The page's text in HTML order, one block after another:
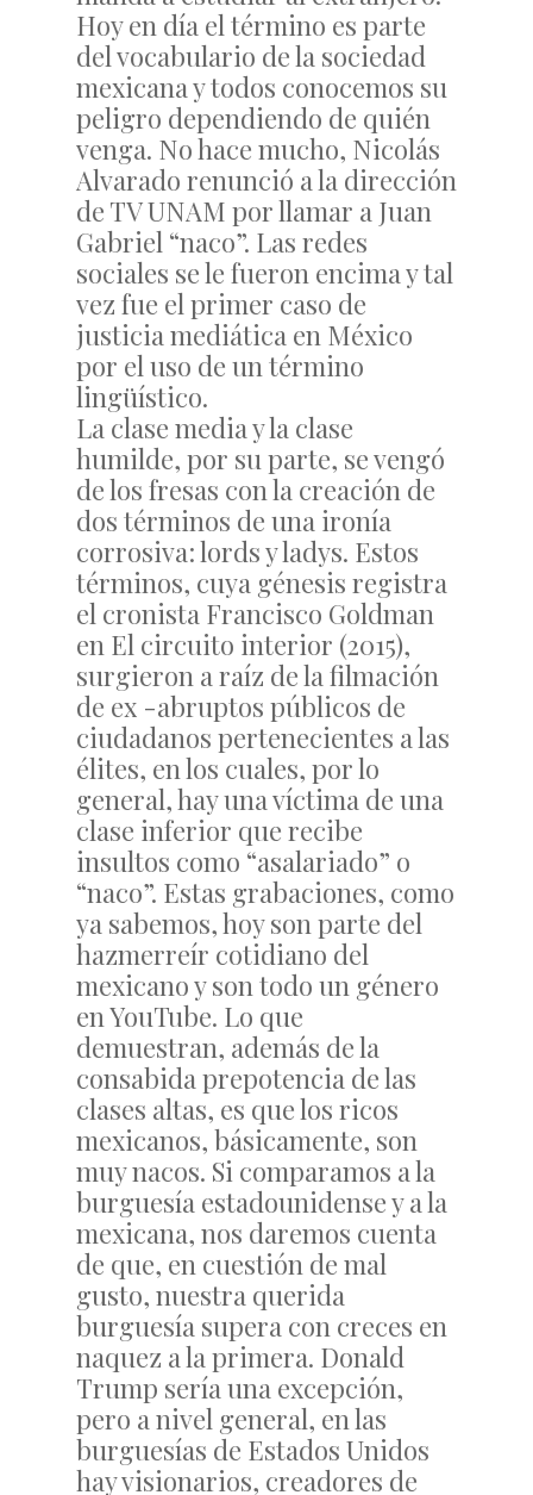
Hoy en día el término es parte
del vocabulario de la sociedad
mexicana y todos conocemos su
peligro dependiendo de quién
venga. No hace mucho, Nicolás
Alvarado renunció a la dirección
de TV UNAM por llamar a Juan
Gabriel “naco”. Las redes
sociales se le fueron encima y tal
vez fue el primer caso de
justicia mediática en México
por el uso de un término
lingüístico.
La clase media y la clase
humilde, por su parte, se vengó
de los fresas con la creación de
dos términos de una ironía
corrosiva: lords y ladys. Estos
términos, cuya génesis registra
el cronista Francisco Goldman
en El circuito interior (2015),
surgieron a raíz de la filmación
de ex -abruptos públicos de
ciudadanos pertenecientes a las
élites, en los cuales, por lo
general, hay una víctima de una
clase inferior que recibe
insultos como “asalariado” o
“naco”. Estas grabaciones, como
ya sabemos, hoy son parte del
hazmerreír cotidiano del
mexicano y son todo un género
en YouTube. Lo que
demuestran, además de la
consabida prepotencia de las
clases altas, es que los ricos
mexicanos, básicamente, son
muy nacos. Si comparamos a la
burguesía estadounidense y a la
mexicana, nos daremos cuenta
de que, en cuestión de mal
gusto, nuestra querida
burguesía supera con creces en
naquez a la primera. Donald
Trump sería una excepción,
pero a nivel general, en las
burguesías de Estados Unidos
hay visionarios, creadores de